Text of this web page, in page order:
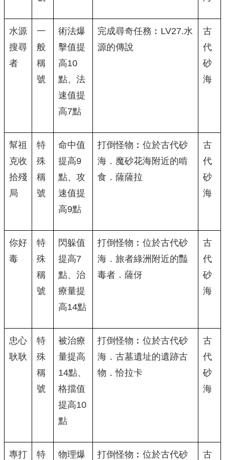
水源
搜尋
者
一
般
稱
號
術法爆
擊值提
高10
點、法
速值提
高7點
完成尋奇任務︰LV27.水
源的傳說
古
代
砂
海
幫祖
克收
拾殘
局
特
殊
稱
號
命中值
提高9
點、攻
速值提
高9點
打倒怪物︰位於古代砂
海．魔砂花海附近的啃
食．薩薩拉
古
代
砂
海
你好
毒
特
殊
稱
號
閃躲值
提高7
點、治
療量提
高14點
打倒怪物︰位於古代砂
海．旅者綠洲附近的豔
毒者．薩伢
古
代
砂
海
忠心
耿耿
特
殊
稱
號
被治療
量提高
14點、
格擋值
提高10
點
打倒怪物︰位於古代砂
海．古墓遺址的遺跡古
物．恰拉卡
古
代
砂
海
專打
特
物理爆
打倒怪物︰位於古代砂
古